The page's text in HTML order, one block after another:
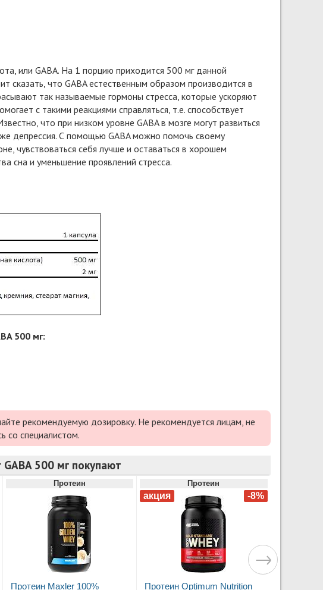
или GABA. На 1 порцию приходится 500 мг данной
сказать, что GABA естественным образом производится в
так называемые гормоны стресса, которые ускоряют
с такими реакциями справляться, т.е. способствует
что при низком уровне GABA в мозге могут развиться
депрессия. С помощью GABA можно помочь своему
чувствоваться себя лучше и оставаться в хорошем
сна и уменьшение проявлений стресса.
500 мг:
рекомендуемую дозировку. Не рекомендуется лицам, не
со специалистом.
500 мг покупают
Протеин
Протеин Maxler 100%
Протеин
Протеин Optimum Nutrition